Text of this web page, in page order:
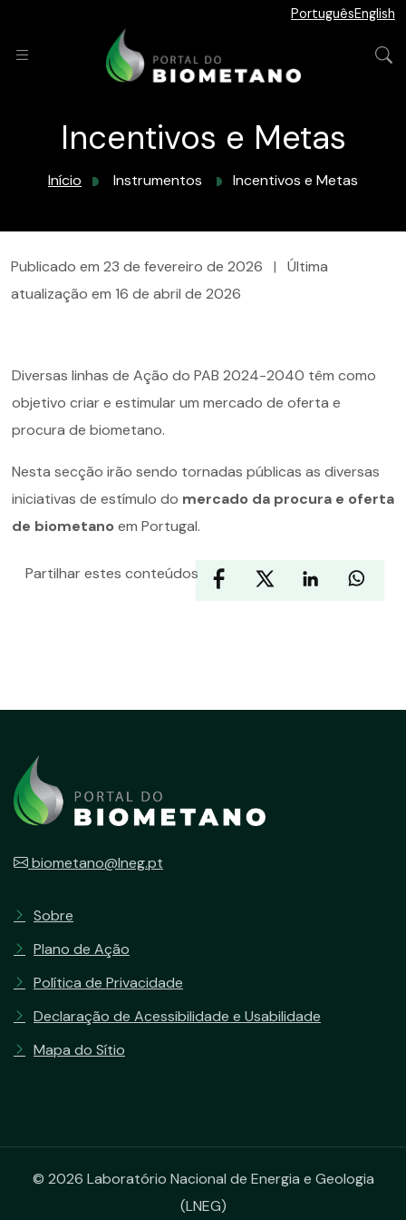
PortuguêsEnglish
Incentivos e Metas
Início Instrumentos Incentivos e Metas
Publicado em 23 de fevereiro de 2026 |
Última
atualização em 16 de abril de 2026
Diversas linhas de Ação do PAB 2024-2040 têm como
objetivo criar e estimular um mercado de oferta e
procura de biometano.
Nesta secção irão sendo tornadas públicas as diversas
iniciativas de estímulo do mercado da procura e oferta
de biometano em Portugal.
Partilhar estes conteúdos
biometano@lneg.pt
Sobre
Plano de Ação
Política de Privacidade
Declaração de Acessibilidade e Usabilidade
Mapa do Sítio
© 2026 Laboratório Nacional de Energia e Geologia
(LNEG)